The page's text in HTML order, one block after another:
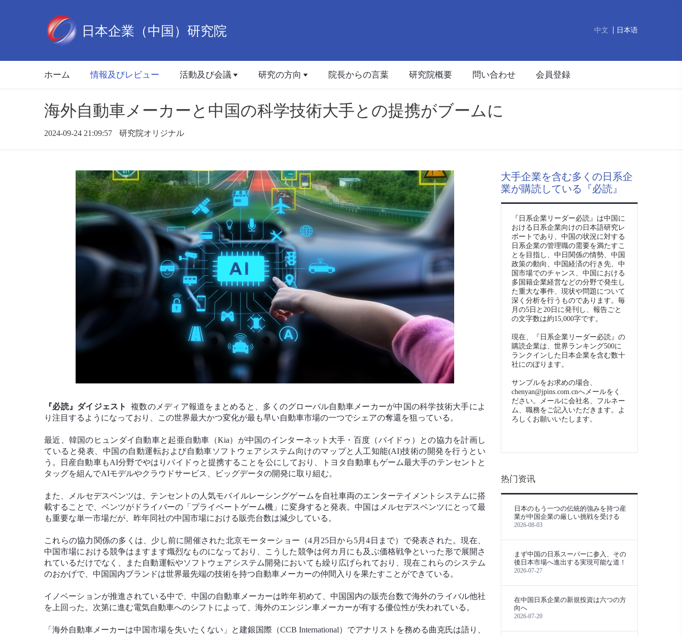
中文 日本语
ホーム 情報及びレビュー 活動及び会議 研究の方向 院長からの言葉 研究院概要 問い合わせ 会員登録
​海外自動車メーカーと中国の科学技術大手との提携がブームに
2024-09-24 21:09:57 研究院オリジナル
『必読』ダイジェスト
複数のメディア報道をまとめると、多くのグローバル自動車メーカーが中国の科学技術大手によ
り注目するようになっており、この世界最大かつ変化が最も早い自動車市場の一つでシェアの奪還を狙っている。
最近、韓国のヒュンダイ自動車と起亜自動車（Kia）が中国のインターネット大手・百度（バイドゥ）との協力を計画し
ていると発表、中国の自動運転および自動車ソフトウェアシステム向けのマップと人工知能(AI)技術の開発を行うとい
う。日産自動車もAI分野でやはりバイドゥと提携することを公にしており、トヨタ自動車もゲーム最大手のテンセントと
タッグを組んでAIモデルやクラウドサービス、ビッグデータの開発に取り組む。
また、メルセデスベンツは、テンセントの人気モバイルレーシングゲームを自社車両のエンターテイメントシステムに搭
載することで、ベンツがドライバーの「プライベートゲーム機」に変身すると発表。中国はメルセデスベンツにとって最
も重要な単一市場だが、昨年同社の中国市場における販売台数は減少している。
これらの協力関係の多くは、少し前に開催された北京モーターショー（4月25日から5月4日まで）で発表された。現在、
中国市場における競争はますます熾烈なものになっており、こうした競争は何カ月にも及ぶ価格戦争といった形で展開さ
れているだけでなく、また自動運転やソフトウェアシステム開発においても繰り広げられており、現在これらのシステム
のおかげで、中国国内ブランドは世界最先端の技術を持つ自動車メーカーの仲間入りを果たすことができている。
イノベーションが推進されている中で、中国の自動車メーカーは昨年初めて、中国国内の販売台数で海外のライバル他社
を上回った。次第に進む電気自動車へのシフトによって、海外のエンジン車メーカーが有する優位性が失われている。
「海外自動車メーカーは中国市場を失いたくない」と建銀国際（CCB International）でアナリストを務める曲克氏は語り、
大手企業を含む多くの日系企
業が購読している『必読』
『日系企業リーダー必読』は中国に
おける日系企業向けの日本語研究レ
ポートであり、中国の状況に対する
日系企業の管理職の需要を満たすこ
とを目指し、中日関係の情勢、中国
政策の動向、中国経済の行き先、中
国市場でのチャンス、中国における
多国籍企業経営などの分野で発生し
た重大な事件、現状や問題について
深く分析を行うものであります。毎
月の5日と20日に発刊し、報告ごと
の文字数は約15,000字です。
現在、『日系企業リーダー必読』の
購読企業は、世界ランキング500に
ランクインした日本企業を含む数十
社にのぼります。
サンプルをお求めの場合、
chenyan@jpins.com.cnへメールをく
ださい。メールに会社名、フルネー
ム、職務をご記入いただきます。よ
ろしくお願いいたします。
热门资讯
日本のもう一つの伝統的強みを持つ産
業が中国企業の厳しい挑戦を受ける
2026-08-03
まず中国の日系スーパーに参入、その
後日本市場へ進出する実現可能な道！
2026-07-27
在中国日系企業の新規投資は六つの方
向へ
2026-07-20